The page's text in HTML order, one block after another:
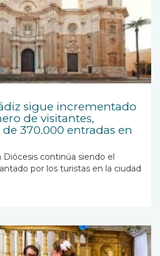
sigue incrementado
de visitantes,
370.000 entradas en
Diócesis continúa siendo el
por los turistas en la ciudad